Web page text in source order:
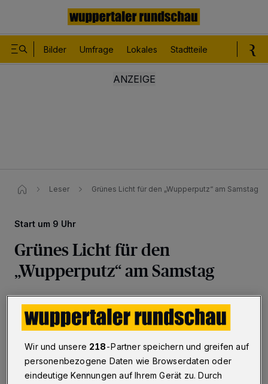
Bilder Umfrage Lokales Stadtteile
Leser Grünes Licht für den „Wupperputz“ am Samstag​
Start um 9 Uhr
Grünes Licht für den
„Wupperputz“ am Samstag
kann der „Wupperputz“ am Samstag (9. März 2024)
wie geplant starten. Bei der großen gemeinschaftlichen
klar Schiff gemacht werden.
Wir und unsere 218-Partner speichern und greifen auf
personenbezogene Daten wie Browserdaten oder
eindeutige Kennungen auf Ihrem Gerät zu. Durch